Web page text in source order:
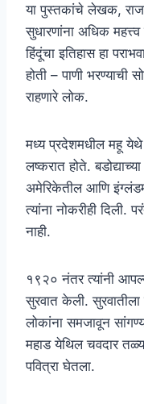
या पुस्तकांचे लेखक,
सुधारणांना अधिक
हिंदूंचा इतिहास हा
होती – पाणी
राहणारे लोक.
मध्य प्रदेशमधील महू येथे
लष्करात होते.
अमेरिकेतील आणि
त्यांना नोकरीही दिली.
नाही.
१९२० नंतर त्यांनी
सुरवात केली. सुरवातीला
लोकांना समजावून
महाड येथिल चवदार
पवित्रा घेतला.